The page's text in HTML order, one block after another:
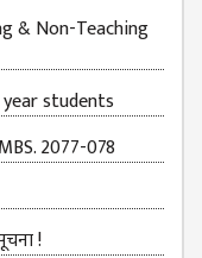
& Non-Teaching
students
2077-078
!